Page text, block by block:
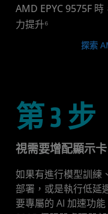
第 3 步
視需要增配顯示卡
如果有進行模型訓練
部署，或是執行低延
要專屬的 AI 加速功
AMD EPYC 9575F
力提升⁶
探索